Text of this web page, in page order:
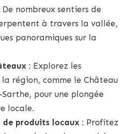
De nombreux sentiers de
à travers la vallée,
panoramiques sur la
: Explorez les
région, comme le Château
pour une plongée
locale.
de produits locaux : Profitez